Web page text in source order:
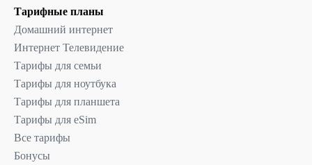
Тарифные планы
Домашний интернет
Интернет Телевидение
Тарифы для семьи
Тарифы для ноутбука
Тарифы для планшета
Тарифы для eSim
Все тарифы
Бонусы